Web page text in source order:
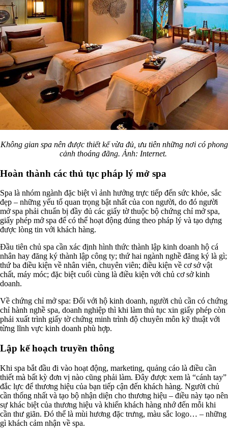
Không gian spa nên được thiết kế vừa đủ, ưu tiên những nơi có phong
cảnh thoáng đãng. Ảnh: Internet.
Hoàn thành các thủ tục pháp lý mở spa
Spa là nhóm ngành đặc biệt vì ảnh hưởng trực tiếp đến sức khỏe, sắc
đẹp – những yếu tố quan trọng bật nhất của con người, do đó người
mở spa phải chuẩn bị đầy đủ các giấy tờ thuộc bộ chứng chỉ mở spa,
giấy phép mở spa để có thể hoạt động đúng theo pháp lý và tạo dựng
được lòng tin với khách hàng.
Đầu tiên chủ spa cần xác định hình thức thành lập kinh doanh hộ cá
nhân hay đăng ký thành lập công ty; thứ hai ngành nghề đăng ký là gì;
thứ ba điều kiện về nhân viên, chuyên viên; điều kiện về cơ sở vật
chất, máy móc; đặc biệt cuối cùng là điều kiện với chủ cơ sở kinh
doanh.
Về chứng chỉ mở spa: Đối với hộ kinh doanh, người chủ cần có chứng
chỉ hành nghề spa, doanh nghiệp thì khi làm thủ tục xin giấy phép còn
phải xuất trình giấy tờ chứng minh trình độ chuyên môn kỹ thuật với
từng lĩnh vực kinh doanh phù hợp.
Lập kế hoạch truyền thông
Khi spa bắt đầu đi vào hoạt động, marketing, quảng cáo là điều cần
thiết mà bất kỳ đơn vị nào cũng phải làm. Đây được xem là “cánh tay”
đắc lực để thương hiệu của bạn tiếp cận đến khách hàng. Người chủ
cần thống nhất và tạo bộ nhận diện cho thương hiệu – điều này tạo nên
sự khác biệt của thương hiệu và khiến khách hàng nhớ đến mỗi khi
cần thư giãn. Đó thể là mùi hương đặc trưng, màu sắc logo… – những
gì khách cảm nhận về spa.